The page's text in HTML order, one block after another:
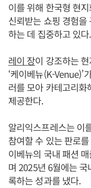
이를 위해 한국형 현
신뢰받는 쇼핑 경험
하는 데 집중하고 있다.
레이 장이 강조하는
‘케이베뉴(K-Venue)’
러를 모아 카테고리
제공한다.
알리익스프레스는 이
참여할 수 있는 판로
이베뉴의 국내 패션
며 2025년 6월에는
록하는 성과를 냈다.